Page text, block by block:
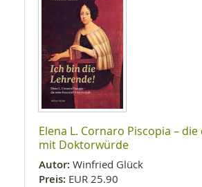
Elena L. Cornaro Piscopia –
mit Doktorwürde
Autor: Winfried Glück
Preis: EUR 25.90